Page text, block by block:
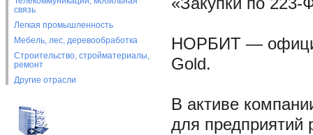
связь
Легкая промышленность
Мебель, лес, деревообработка
Строительство, стройматериалы,
ремонт
Другие отрасли
«Закупки по 223-
НОРБИТ —
Gold.
В активе
для